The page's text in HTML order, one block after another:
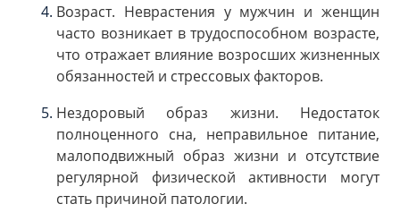
Возраст. Неврастения у мужчин и женщин
часто возникает в трудоспособном возрасте,
что отражает влияние возросших жизненных
обязанностей и стрессовых факторов.
Нездоровый образ жизни. Недостаток
полноценного сна, неправильное питание,
малоподвижный образ жизни и отсутствие
регулярной физической активности могут
стать причиной патологии.